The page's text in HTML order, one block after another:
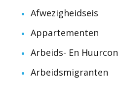
Afwezigheidseis
Appartementen
Arbeids- En
Arbeidsmigranten